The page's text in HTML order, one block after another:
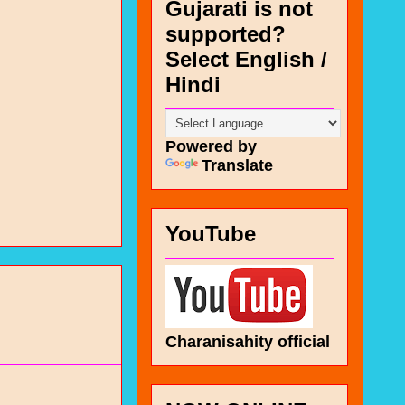
Gujarati is not
supported?
Select English /
Hindi
Powered by
Translate
YouTube
Charanisahity official